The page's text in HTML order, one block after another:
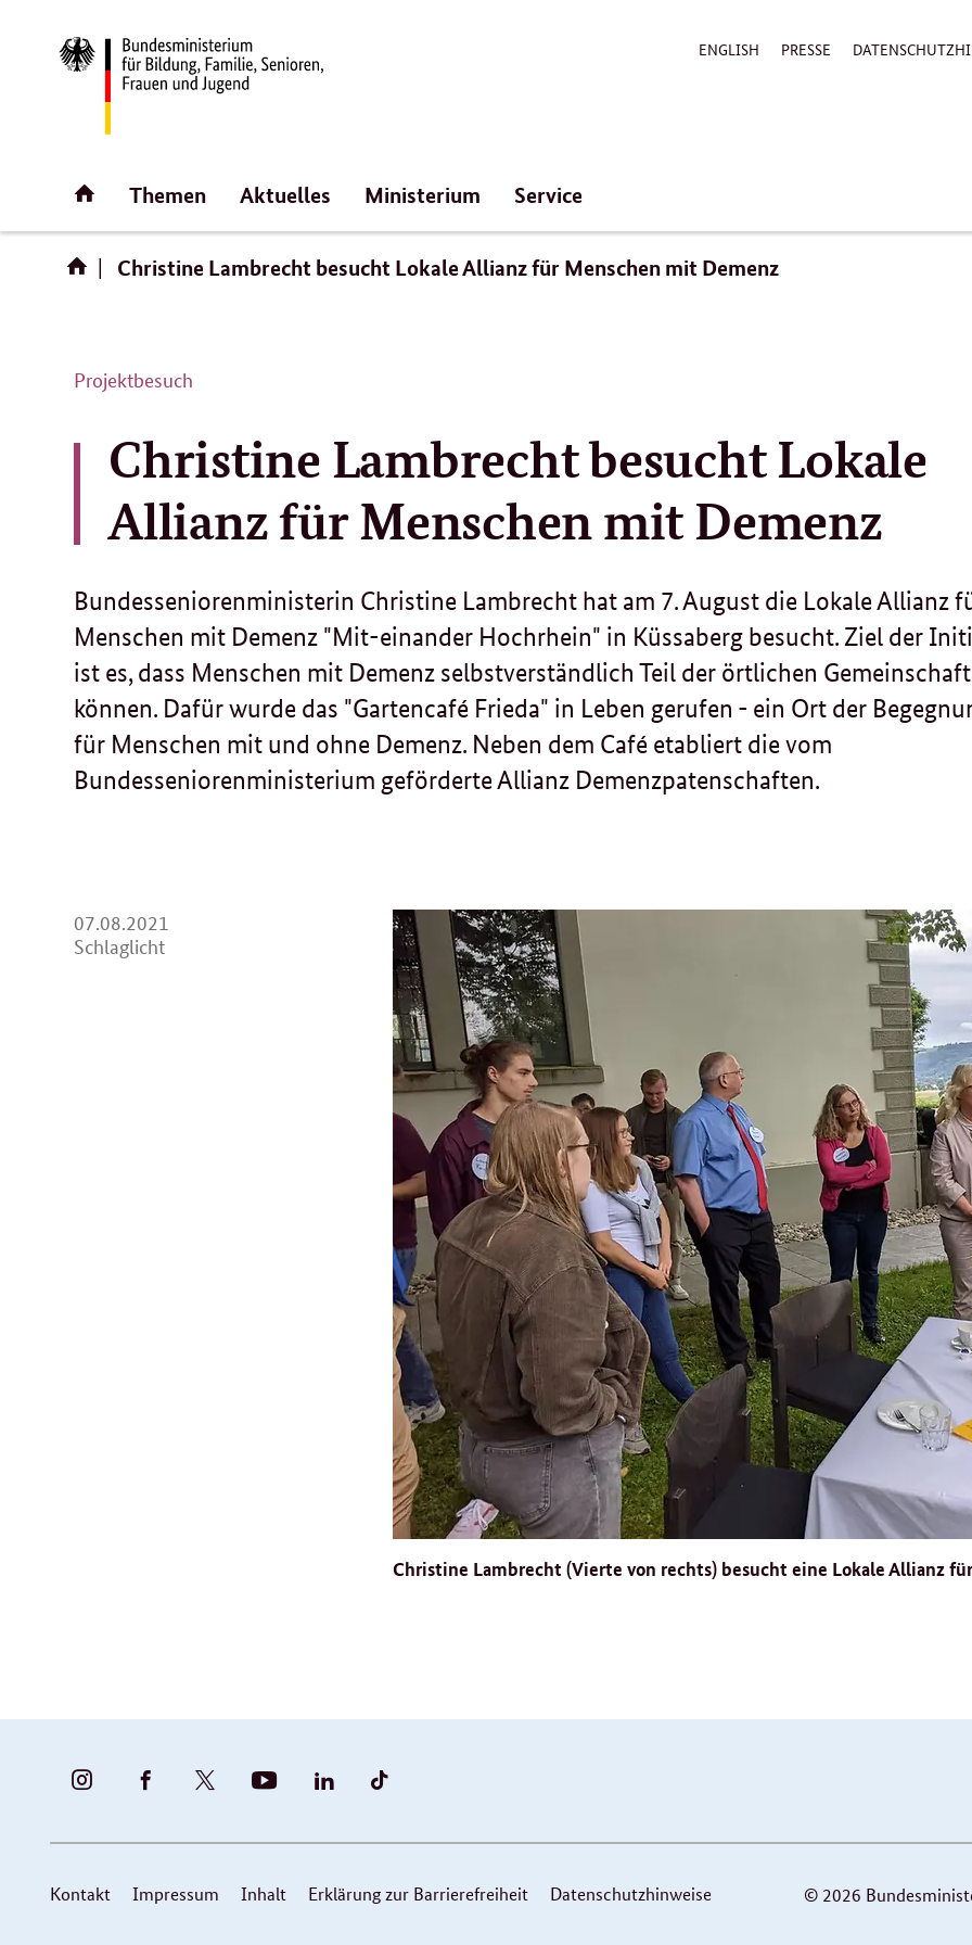
Direktlink:
ENGLISH PRESSE
Startseite
Themen Aktuelles Ministerium Service
Christine Lambrecht besucht Lokale Allianz für Menschen mit Demenz
Projektbesuch
Christine Lambrecht besucht Lokale
Allianz für Menschen mit Demenz
07.08.2021
Schlaglicht
Bundesseniorenministerin Christine Lambrecht hat am 7. August die Lokale Allianz
Menschen mit Demenz "Mit-einander Hochrhein" in Küssaberg besucht. Ziel der
ist es, dass Menschen mit Demenz selbstverständlich Teil der örtlichen
können. Dafür wurde das "Gartencafé Frieda" in Leben gerufen - ein Ort der
für Menschen mit und ohne Demenz. Neben dem Café etabliert die vom
Bundesseniorenministerium geförderte Allianz Demenzpatenschaften.
Christine Lambrecht (Vierte von rechts) besucht eine Lokale Allianz
BUNDESFAMILIENMINISTERIUM
INSTAGRAM
UND
BUNDESFAMILIENMINISTERIUM
FACEBOOK
FAMILIENMINISTERIUM
|
BMBFSFJ
YOUTUBE
BMFSFJ
LINKEDINTIKTOK
© 2026
Service
Kontakt Impressum Inhalt Erklärung zur Barrierefreiheit Datenschutzhinweise